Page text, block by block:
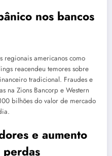
nos bancos
regionais americanos como
reacendeu temores sobre
tradicional. Fraudes e
na Zions Bancorp e Western
bilhões do valor de mercado
e aumento